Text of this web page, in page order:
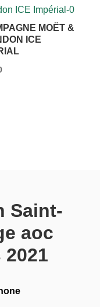
MOËT &
ICE
Saint-
aoc
2021